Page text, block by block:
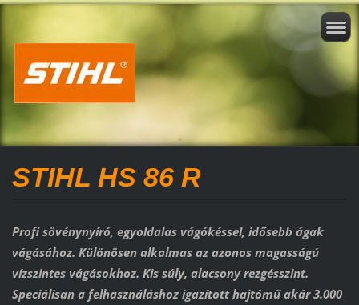
STIHL HS 86 R
Profi sövénynyíró, egyoldalas vágókéssel, idősebb ágak
vágásához. Különösen alkalmas az azonos magasságú
vízszintes vágásokhoz. Kis súly, alacsony rezgésszint.
Speciálisan a felhasználáshoz igazított hajtómű akár 3.000